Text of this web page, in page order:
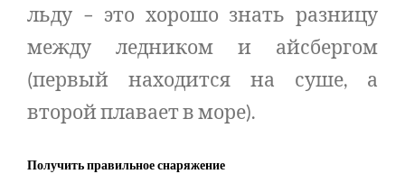
льду – это хорошо знать разницу
между ледником и айсбергом
(первый находится на суше, а
второй плавает в море).
Получить правильное снаряжение